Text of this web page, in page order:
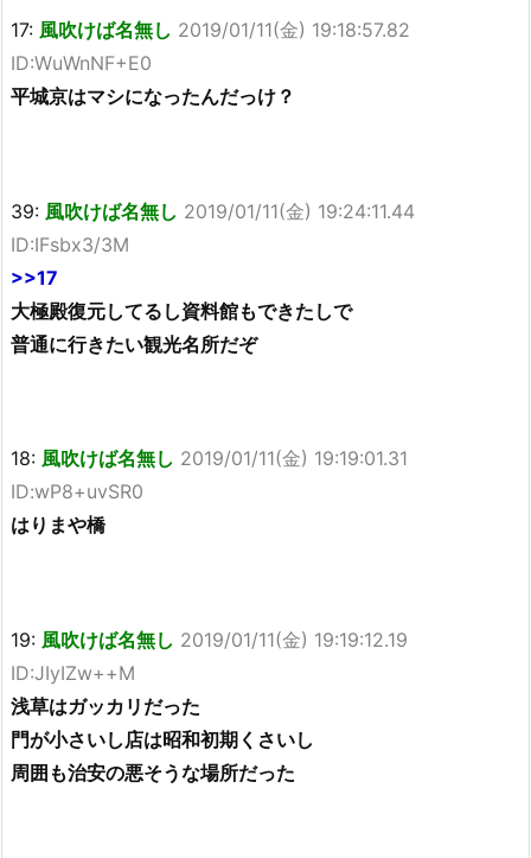
17: 風吹けば名無し 2019/01/11(金) 19:18:57.82
ID:WuWnNF+E0
平城京はマシになったんだっけ？
39: 風吹けば名無し 2019/01/11(金) 19:24:11.44
ID:IFsbx3/3M
>>17
大極殿復元してるし資料館もできたしで
普通に行きたい観光名所だぞ
18: 風吹けば名無し 2019/01/11(金) 19:19:01.31
ID:wP8+uvSR0
はりまや橋
19: 風吹けば名無し 2019/01/11(金) 19:19:12.19
ID:JIyIZw++M
浅草はガッカリだった
門が小さいし店は昭和初期くさいし
周囲も治安の悪そうな場所だった